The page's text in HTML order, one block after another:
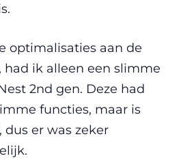
optimalisaties aan de
had ik alleen een slimme
2nd gen. Deze had
functies, maar is
er was zeker